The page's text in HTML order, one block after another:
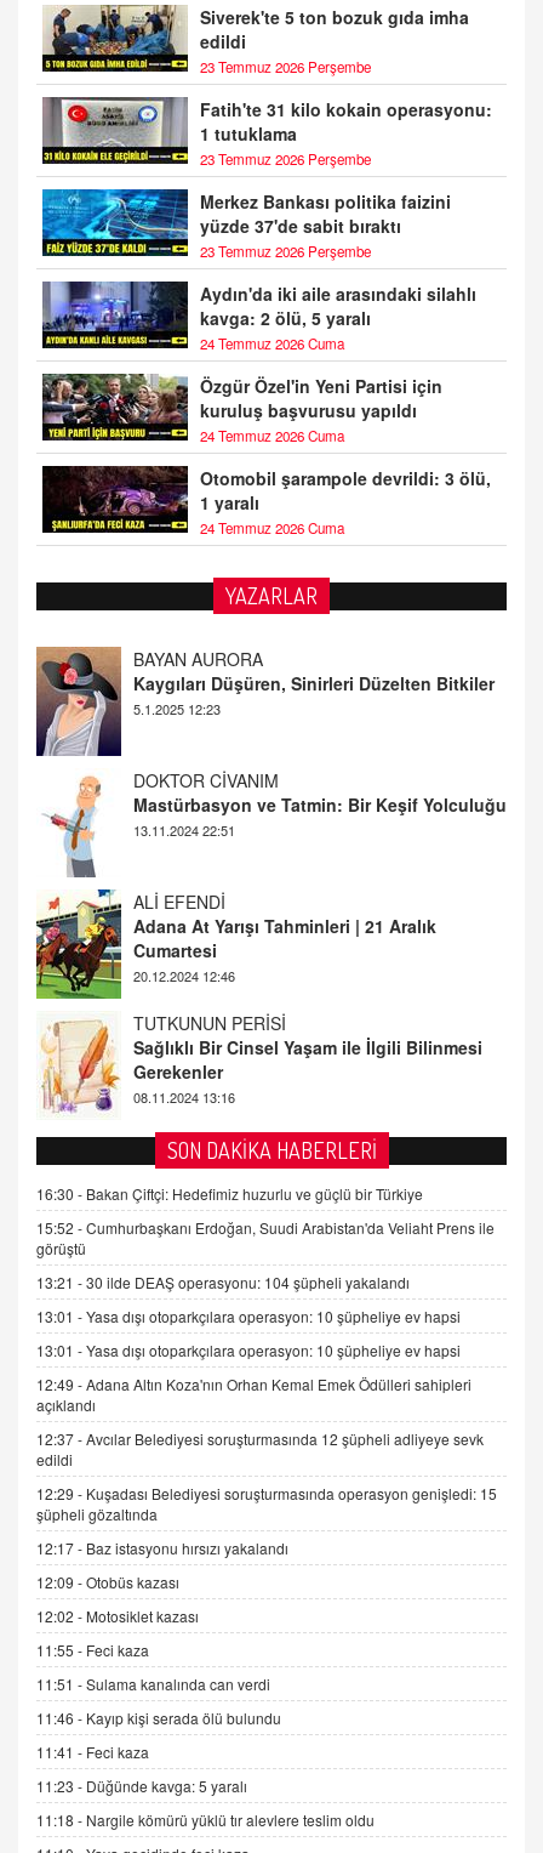
Siverek'te 5 ton bozuk gıda imha
edildi
23 Temmuz 2026 Perşembe
Fatih'te 31 kilo kokain operasyonu:
1 tutuklama
23 Temmuz 2026 Perşembe
Merkez Bankası politika faizini
yüzde 37'de sabit bıraktı
23 Temmuz 2026 Perşembe
Aydın'da iki aile arasındaki silahlı
kavga: 2 ölü, 5 yaralı
24 Temmuz 2026 Cuma
Özgür Özel'in Yeni Partisi için
kuruluş başvurusu yapıldı
24 Temmuz 2026 Cuma
Otomobil şarampole devrildi: 3 ölü,
1 yaralı
24 Temmuz 2026 Cuma
YAZARLAR
DOKTOR CİVANIM
Mastürbasyon ve Tatmin: Bir Keşif Yolculuğu
13.11.2024 22:51
ALİ EFENDİ
Adana At Yarışı Tahminleri | 21 Aralık
Cumartesi
TUTKUNUN PERİSİ
Sağlıklı Bir Cinsel Yaşam ile İlgili Bilinmesi
Gerekenler
08.11.2024 13:16
FARUK ÖNALAN
Tezkere Onaylanmasaydı…
2 Kasım 2021 Salı 00:11
AV. DOĞAN CAN DOĞAN
Kişisel verilerin korunması ve dijital hukukun
gelişimi
15.09.2025 16:17
SEHER EREK
Kış Ayları Geldi, Hangi Önlemler Alınmalı?
9.12.2025 10:11
İNCİ GÜL AKÖL
06.07.2026 13:00
ADEM AKÖL
Esed Destekçilerinin Yüzüne Vurulan Şamar:
Sednaya
11.12.2024 12:30
DR. EKREM ASLAN
Gerçek Ne, Algı Ne? "Beraber Yürüyoruz"
Cümlesinin Peşinden
19.07.2025 12:45
GÖNÜL MENEKŞE
Şifacının Yolu
04.11.2025 12:56
SON DAKİKA HABERLERİ
16:30 - Bakan Çiftçi: Hedefimiz huzurlu ve güçlü bir Türkiye
15:52 -Cumhurbaşkanı Erdoğan, Suudi Arabistan'da Veliaht Prens ile
görüştü
13:21 -30 ilde DEAŞ operasyonu: 104 şüpheli yakalandı
13:01 -Yasa dışı otoparkçılara operasyon: 10 şüpheliye ev hapsi
13:01 -Yasa dışı otoparkçılara operasyon: 10 şüpheliye ev hapsi
12:49 -Adana Altın Koza'nın Orhan Kemal Emek Ödülleri sahipleri
açıklandı
12:37 -Avcılar Belediyesi soruşturmasında 12 şüpheli adliyeye sevk
edildi
12:29 - Kuşadası Belediyesi soruşturmasında operasyon genişledi: 15
şüpheli gözaltında
12:17 - Baz istasyonu hırsızı yakalandı
12:09 -Otobüs kazası
12:02 - Motosiklet kazası
11:55 - Feci kaza
11:51 -Sulama kanalında can verdi
11:46 - Kayıp kişi serada ölü bulundu
11:41 - Feci kaza
11:23 - Düğünde kavga: 5 yaralı
11:18 - Nargile kömürü yüklü tır alevlere teslim oldu